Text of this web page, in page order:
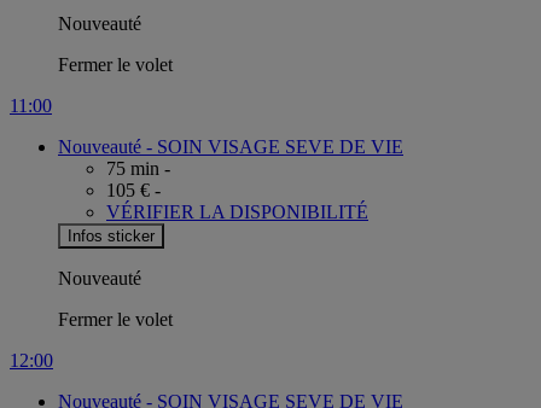
Nouveauté
Fermer le volet
11:00
Nouveauté - SOIN VISAGE SEVE DE VIE
75 min -
105 € -
VÉRIFIER LA DISPONIBILITÉ
Infos sticker
Nouveauté
Fermer le volet
12:00
Nouveauté - SOIN VISAGE SEVE DE VIE